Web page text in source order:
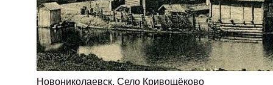
Новониколаевск. Село Кривощёково